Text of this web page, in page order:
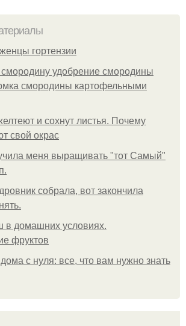
гортензии
удобрение смородины
смородины картофельными
и сохнут листья. Почему
свой окрас
меня выращивать "тот Самый"
собрала, вот закончила
в домашних условиях.
фруктов
с нуля: все, что вам нужно знать